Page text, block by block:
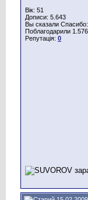
Вік: 51
Дописи: 5.643
Вы сказали
Поблагодарили
Репутація: 0